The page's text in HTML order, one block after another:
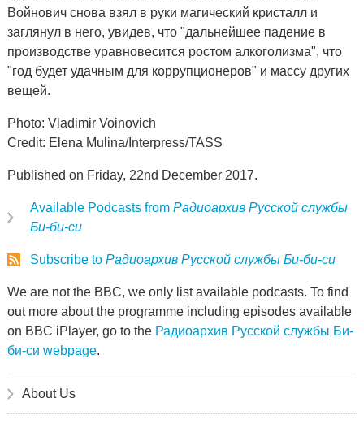
Войнович снова взял в руки магический кристалл и
заглянул в него, увидев, что "дальнейшее падение в
производстве уравновесится ростом алкоголизма", что
"год будет удачным для коррупционеров" и массу других
вещей.
Photo: Vladimir Voinovich
Credit: Elena Mulina/Interpress/TASS
Published on Friday, 22nd December 2017.
Available Podcasts from Радиоархив Русской службы
Би-би-си
Subscribe to Радиоархив Русской службы Би-би-си
We are not the BBC, we only list available podcasts. To find
out more about the programme including episodes available
on BBC iPlayer, go to the Радиоархив Русской службы Би-
би-си webpage.
About Us